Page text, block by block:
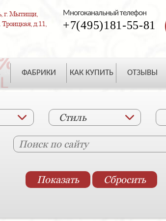
г. Мытищи,
д.11,
Многоканальный телефон
+7(495)181-55-81
ФАБРИКИ КАК КУПИТЬ ОТЗЫВЫ
Стиль